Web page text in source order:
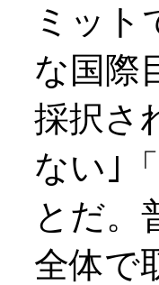
ミット
な国際
採択さ
ない｣
とだ。
全体で